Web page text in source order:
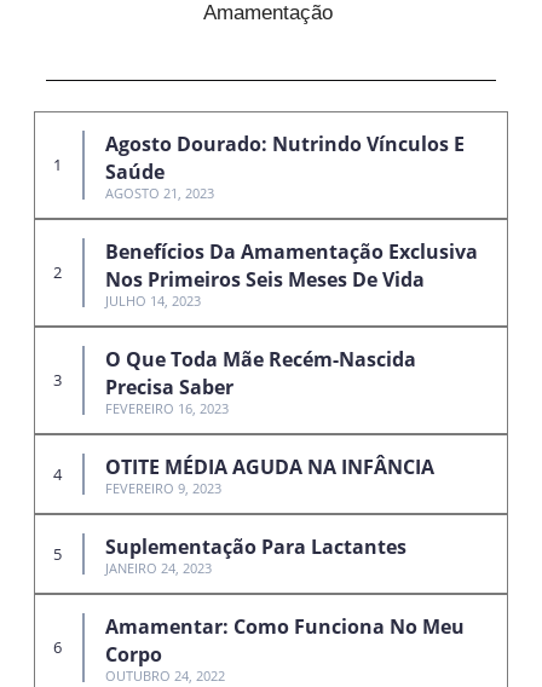
Amamentação
Agosto Dourado: Nutrindo Vínculos E
Saúde
AGOSTO 21, 2023
Benefícios Da Amamentação Exclusiva
Nos Primeiros Seis Meses De Vida
JULHO 14, 2023
O Que Toda Mãe Recém-Nascida
Precisa Saber
FEVEREIRO 16, 2023
OTITE MÉDIA AGUDA NA INFÂNCIA
FEVEREIRO 9, 2023
Suplementação Para Lactantes
JANEIRO 24, 2023
Amamentar: Como Funciona No Meu
Corpo
OUTUBRO 24, 2022